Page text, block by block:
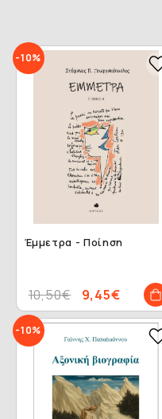
-10%
Έμμετρα - Ποίηση
9,45€
10,50€
-10%